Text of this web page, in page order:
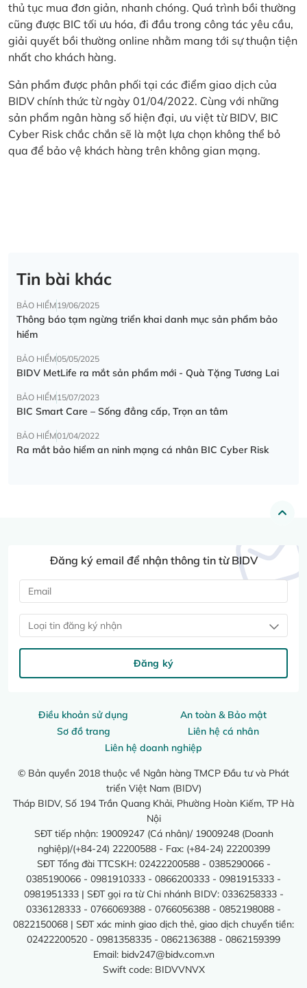
thủ tục mua đơn giản, nhanh chóng. Quá trình bồi thường
cũng được BIC tối ưu hóa, đi đầu trong công tác yêu cầu,
giải quyết bồi thường online nhằm mang tới sự thuận tiện
nhất cho khách hàng.
Sản phẩm được phân phối tại các điểm giao dịch của
BIDV chính thức từ ngày 01/04/2022. Cùng với những
sản phẩm ngân hàng số hiện đại, ưu việt từ BIDV, BIC
Cyber Risk chắc chắn sẽ là một lựa chọn không thể bỏ
qua để bảo vệ khách hàng trên không gian mạng.
Tin bài khác
BẢO HIỂM19/06/2025
Thông báo tạm ngừng triển khai danh mục sản phẩm bảo
hiểm
BẢO HIỂM05/05/2025
BIDV MetLife ra mắt sản phẩm mới - Quà Tặng Tương Lai
BẢO HIỂM15/07/2023
BIC Smart Care – Sống đẳng cấp, Trọn an tâm
BẢO HIỂM01/04/2022
Ra mắt bảo hiểm an ninh mạng cá nhân BIC Cyber Risk
Điều khoản sử dụng
An toàn & Bảo mật
Sơ đồ trang
Liên hệ cá nhân
Liên hệ doanh nghiệp
© Bản quyền 2018 thuộc về Ngân hàng TMCP Đầu tư và Phát
triển Việt Nam (BIDV)
Tháp BIDV, Số 194 Trần Quang Khải, Phường Hoàn Kiếm, TP Hà
Nội
SĐT tiếp nhận: 19009247 (Cá nhân)/ 19009248 (Doanh
nghiệp)/(+84-24) 22200588 - Fax: (+84-24) 22200399
SĐT Tổng đài TTCSKH: 02422200588 - 0385290066 -
0385190066 - 0981910333 - 0866200333 - 0981915333 -
0981951333 | SĐT gọi ra từ Chi nhánh BIDV: 0336258333 -
0336128333 - 0766069388 - 0766056388 - 0852198088 -
0822150068 | SĐT xác minh giao dịch thẻ, giao dịch chuyển tiền:
02422200520 - 0981358335 - 0862136388 - 0862159399
Email: bidv247@bidv.com.vn
Swift code: BIDVVNVX
Đăng ký email để nhận thông tin từ BIDV
Loại tin đăng ký nhận
Đăng ký